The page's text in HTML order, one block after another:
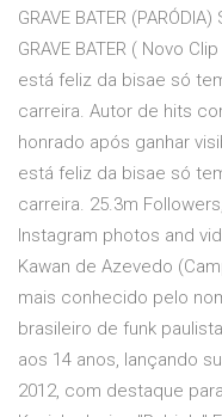
GRAVE BATER
GRAVE BATER ( Novo
está feliz da bisae só
carreira. Autor de hits
honrado após ganhar
está feliz da bisae só
carreira. 25.3m
Instagram photos and
Kawan de Azevedo
mais conhecido pelo
brasileiro de funk
aos 14 anos, lançando
2012, com destaque